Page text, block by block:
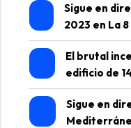
Sigue en
2023 en La
El brutal
edificio de
Sigue en